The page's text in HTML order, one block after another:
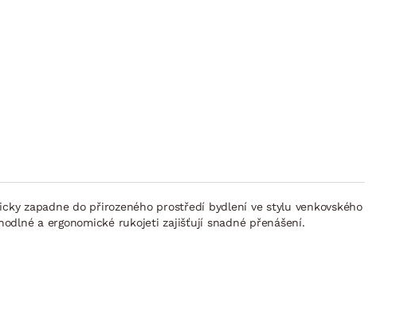
zapadne do přirozeného prostředí bydlení ve stylu venkovského
a ergonomické rukojeti zajišťují snadné přenášení.